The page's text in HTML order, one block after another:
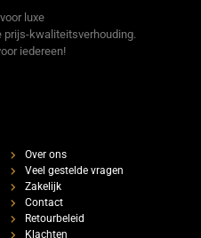
luxe
kwaliteitsverhouding.
iedereen!
Over ons
Veel gestelde vragen
Zakelijk
Contact
Retourbeleid
Klachten